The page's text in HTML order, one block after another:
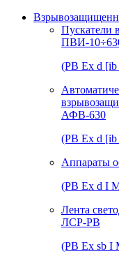
Пускатели
ПВИ-
(РВ Ex d
АФВ-630
(РВ Ex d
Аппараты
(РВ Ex d I
Лента
ЛСР-РВ
(РВ Ex sb I